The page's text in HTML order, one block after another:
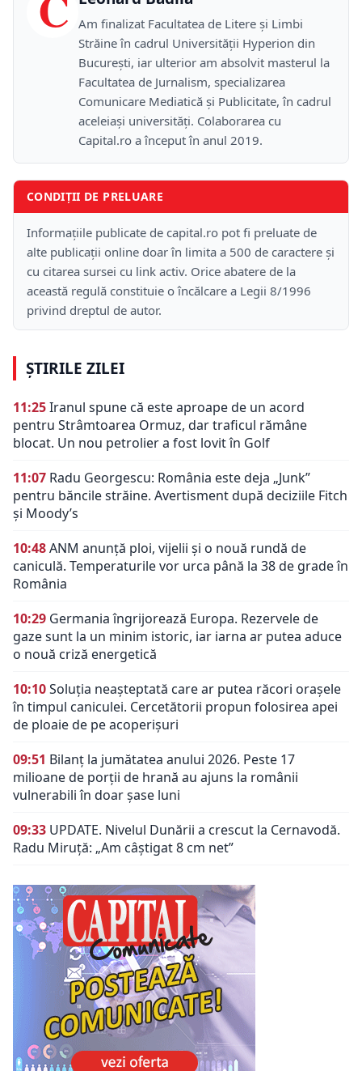
Am finalizat Facultatea de Litere și Limbi
Străine în cadrul Universității Hyperion din
București, iar ulterior am absolvit masterul la
Facultatea de Jurnalism, specializarea
Comunicare Mediatică și Publicitate, în cadrul
aceleiași universități. Colaborarea cu
Capital.ro a început în anul 2019.
CONDIȚII DE PRELUARE
Informațiile publicate de capital.ro pot fi preluate de
alte publicații online doar în limita a 500 de caractere și
cu citarea sursei cu link activ. Orice abatere de la
această regulă constituie o încălcare a Legii 8/1996
privind dreptul de autor.
ȘTIRILE ZILEI
11:25Iranul spune că este aproape de un acord
pentru Strâmtoarea Ormuz, dar traficul rămâne
blocat. Un nou petrolier a fost lovit în Golf
11:07 Radu Georgescu: România este deja „Junk”
pentru băncile străine. Avertisment după deciziile Fitch
și Moody’s
10:48ANM anunță ploi, vijelii și o nouă rundă de
caniculă. Temperaturile vor urca până la 38 de grade în
România
10:29 Germania îngrijorează Europa. Rezervele de
gaze sunt la un minim istoric, iar iarna ar putea aduce
o nouă criză energetică
10:10Soluția neașteptată care ar putea răcori orașele
în timpul caniculei. Cercetătorii propun folosirea apei
de ploaie de pe acoperișuri
09:51 Bilanț la jumătatea anului 2026. Peste 17
milioane de porții de hrană au ajuns la românii
vulnerabili în doar șase luni
09:33 UPDATE. Nivelul Dunării a crescut la Cernavodă.
Radu Miruță: „Am câștigat 8 cm net”